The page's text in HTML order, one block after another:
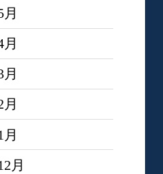
月
月